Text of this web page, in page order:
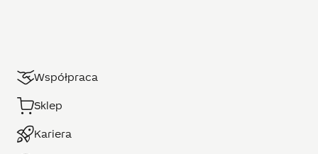
Współpraca
Sklep
Kariera